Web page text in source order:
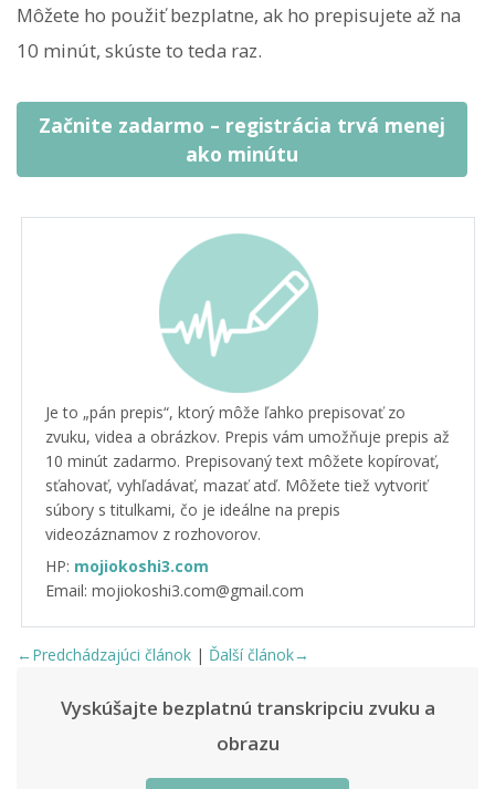
Môžete ho použiť bezplatne, ak ho prepisujete až na
10 minút, skúste to teda raz.
Začnite zadarmo – registrácia trvá menej
ako minútu
Je to „pán prepis“, ktorý môže ľahko prepisovať zo
zvuku, videa a obrázkov. Prepis vám umožňuje prepis až
10 minút zadarmo. Prepisovaný text môžete kopírovať,
sťahovať, vyhľadávať, mazať atď. Môžete tiež vytvoriť
súbory s titulkami, čo je ideálne na prepis
videozáznamov z rozhovorov.
HP: mojiokoshi3.com
Email: mojiokoshi3.com@gmail.com
←Predchádzajúci článok | Ďalší článok→
Vyskúšajte bezplatnú transkripciu zvuku a
obrazu